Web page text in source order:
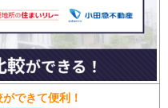
できて便利！